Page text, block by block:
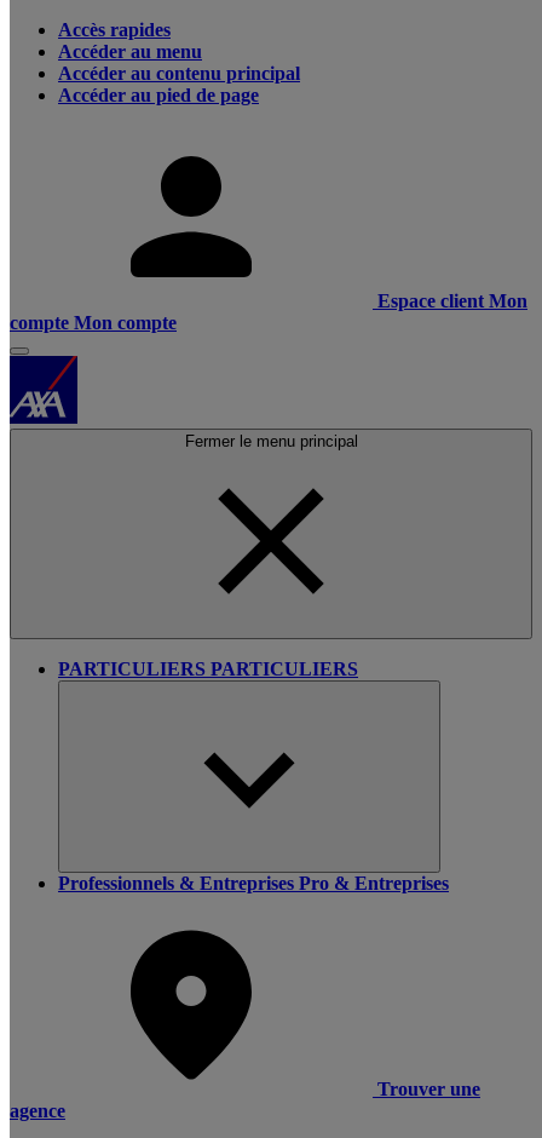
Accès rapides
Accéder au menu
Accéder au contenu principal
Accéder au pied de page
Espace client Mon
compte Mon compte
Fermer le menu principal
PARTICULIERS PARTICULIERS
Professionnels & Entreprises Pro & Entreprises
Trouver une
agence